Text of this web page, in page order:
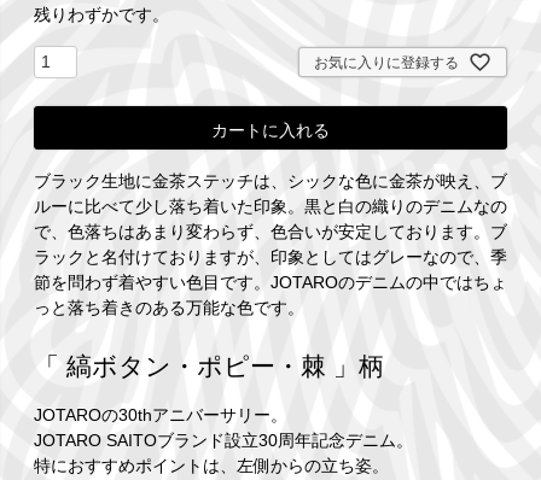
残りわずかです。
お気に入りに登録する
カートに入れる
ブラック生地に金茶ステッチは、シックな色に金茶が映え、ブ
ルーに比べて少し落ち着いた印象。黒と白の織りのデニムなの
で、色落ちはあまり変わらず、色合いが安定しております。ブ
ラックと名付けておりますが、印象としてはグレーなので、季
節を問わず着やすい色目です。JOTAROのデニムの中ではちょ
っと落ち着きのある万能な色です。
「 縞ボタン・ポピー・棘 」柄
JOTAROの30thアニバーサリー。
JOTARO SAITOブランド設立30周年記念デニム。
特におすすめポイントは、左側からの立ち姿。